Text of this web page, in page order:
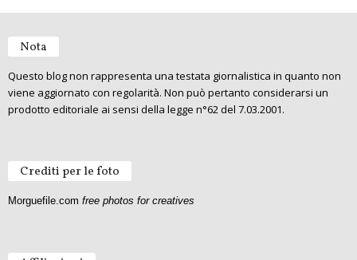
Nota
Questo blog non rappresenta una testata giornalistica in quanto non
viene aggiornato con regolarità. Non può pertanto considerarsi un
prodotto editoriale ai sensi della legge n°62 del 7.03.2001.
Crediti per le foto
Morguefile.com free photos for creatives